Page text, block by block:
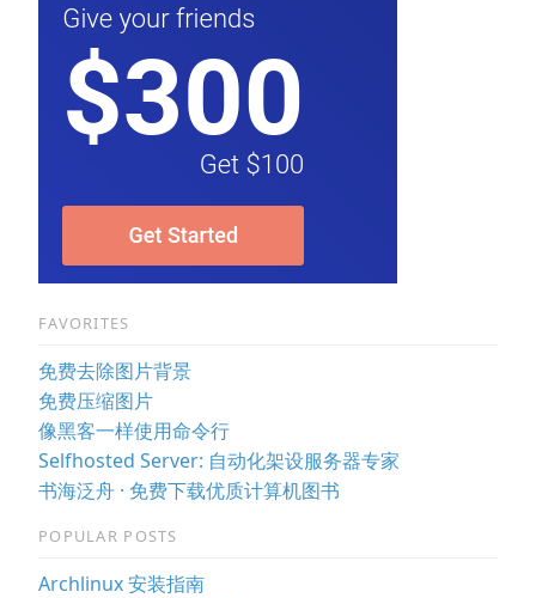
FAVORITES
免费去除图片背景
免费压缩图片
像黑客一样使用命令行
Selfhosted Server: 自动化架设服务器专家
书海泛舟 · 免费下载优质计算机图书
POPULAR POSTS
Archlinux 安装指南